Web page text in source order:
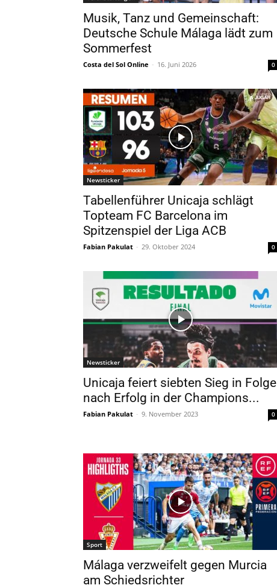
Musik, Tanz und Gemeinschaft:
Deutsche Schule Málaga lädt zum
Sommerfest
Costa del Sol Online - 16. Juni 2026 0
Newsticker
Tabellenführer Unicaja schlägt
Topteam FC Barcelona im
Spitzenspiel der Liga ACB
Fabian Pakulat - 29. Oktober 2024 0
Newsticker
Unicaja feiert siebten Sieg in Folge
nach Erfolg in der Champions...
Fabian Pakulat - 9. November 2023 0
Sport
Málaga verzweifelt gegen Murcia
am Schiedsrichter